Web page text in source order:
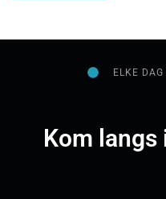
ELKE DAG
Kom langs